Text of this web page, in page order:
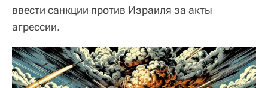
ввести санкции против Израиля за акты
агрессии.